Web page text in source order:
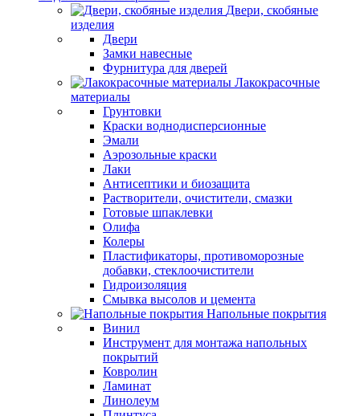
Двери, скобяные
изделия
Двери
Замки навесные
Фурнитура для дверей
Лакокрасочные
материалы
Грунтовки
Краски воднодисперсионные
Эмали
Аэрозольные краски
Лаки
Антисептики и биозащита
Растворители, очистители, смазки
Готовые шпаклевки
Олифа
Колеры
Пластификаторы, противоморозные
добавки, стеклоочистители
Гидроизоляция
Смывка высолов и цемента
Напольные покрытия
Винил
Инструмент для монтажа напольных
покрытий
Ковролин
Ламинат
Линолеум